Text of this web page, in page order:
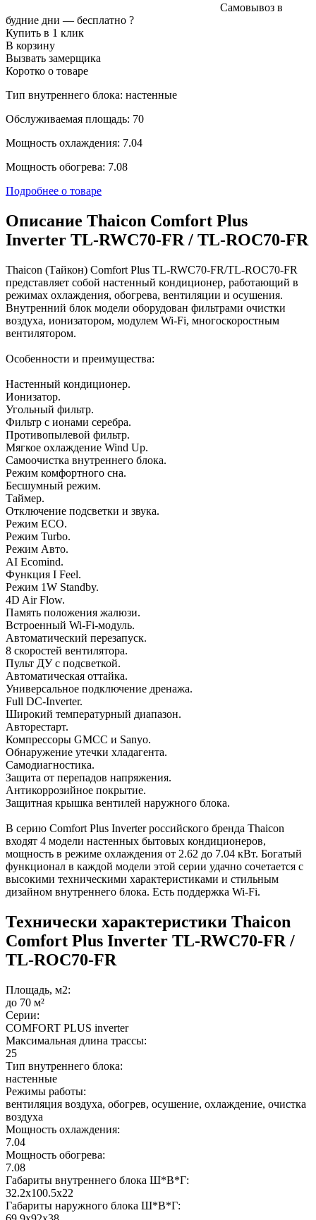
Самовывоз в
будние дни — бесплатно ?
Купить в 1 клик
В корзину
Вызвать замерщика
Коротко о товаре
Тип внутреннего блока: настенные
Обслуживаемая площадь: 70
Мощность охлаждения: 7.04
Мощность обогрева: 7.08
Подробнее о товаре
Описание Thaicon Comfort Plus
Inverter TL-RWC70-FR / TL-ROC70-FR
Thaicon (Тайкон) Comfort Plus TL-RWC70-FR/TL-ROC70-FR
представляет собой настенный кондиционер, работающий в
режимах охлаждения, обогрева, вентиляции и осушения.
Внутренний блок модели оборудован фильтрами очистки
воздуха, ионизатором, модулем Wi-Fi, многоскоростным
вентилятором.
Особенности и преимущества:
Настенный кондиционер.
Ионизатор.
Угольный фильтр.
Фильтр с ионами серебра.
Противопылевой фильтр.
Мягкое охлаждение Wind Up.
Самоочистка внутреннего блока.
Режим комфортного сна.
Бесшумный режим.
Таймер.
Отключение подсветки и звука.
Режим ECO.
Режим Turbo.
Режим Авто.
AI Ecomind.
Функция I Feel.
Режим 1W Standby.
4D Air Flow.
Память положения жалюзи.
Встроенный Wi-Fi-модуль.
Автоматический перезапуск.
8 скоростей вентилятора.
Пульт ДУ с подсветкой.
Автоматическая оттайка.
Универсальное подключение дренажа.
Full DC-Inverter.
Широкий температурный диапазон.
Авторестарт.
Компрессоры GMCC и Sanyo.
Обнаружение утечки хладагента.
Самодиагностика.
Защита от перепадов напряжения.
Антикоррозийное покрытие.
Защитная крышка вентилей наружного блока.
В серию Comfort Plus Inverter российского бренда Thaicon
входят 4 модели настенных бытовых кондиционеров,
мощность в режиме охлаждения от 2.62 до 7.04 кВт. Богатый
функционал в каждой модели этой серии удачно сочетается с
высокими техническими характеристиками и стильным
дизайном внутреннего блока. Есть поддержка Wi-Fi.
Технически характеристики Thaicon
Comfort Plus Inverter TL-RWC70-FR /
TL-ROC70-FR
Площадь, м2:
до 70 м²
Серии:
COMFORT PLUS inverter
Максимальная длина трассы:
25
Тип внутреннего блока:
настенные
Режимы работы:
вентиляция воздуха, обогрев, осушение, охлаждение, очистка
воздуха
Мощность охлаждения:
7.04
Мощность обогрева:
7.08
Габариты внутреннего блока Ш*В*Г:
32.2x100.5x22
Габариты наружного блока Ш*В*Г: